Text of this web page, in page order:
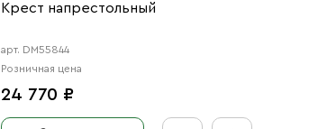
Крест напрестольный
арт. DM55844
Розничная цена
24 770 ₽